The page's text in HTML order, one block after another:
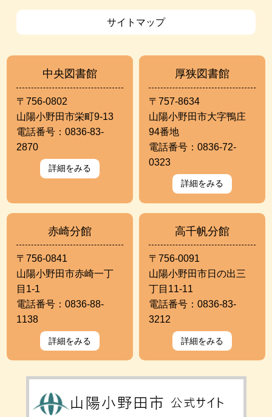
サイトマップ
中央図書館
〒756-0802
山陽小野田市栄町9-13
電話番号：0836-83-
2870
詳細をみる
厚狭図書館
〒757-8634
山陽小野田市大字鴨庄
94番地
電話番号：0836-72-
0323
詳細をみる
赤崎分館
〒756-0841
山陽小野田市赤崎一丁
目1-1
電話番号：0836-88-
1138
詳細をみる
高千帆分館
〒756-0091
山陽小野田市日の出三
丁目11-11
電話番号：0836-83-
3212
詳細をみる